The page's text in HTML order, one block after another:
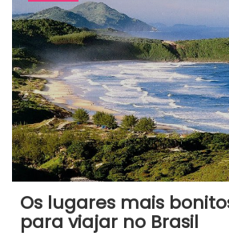
Os lugares mais
para viajar no Brasil